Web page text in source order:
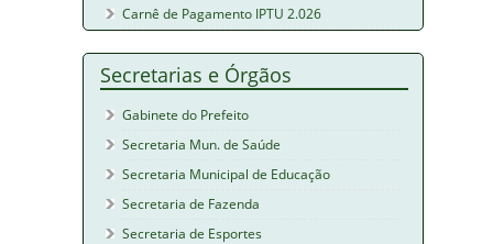
Carnê de Pagamento IPTU 2.026
Secretarias e Órgãos
Gabinete do Prefeito
Secretaria Mun. de Saúde
Secretaria Municipal de Educação
Secretaria de Fazenda
Secretaria de Esportes